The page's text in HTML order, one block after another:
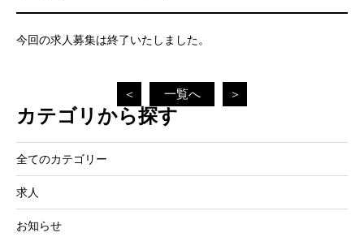
今回の求人募集は終了いたしました。
＜ 一覧へ ＞
カテゴリから探す
全てのカテゴリー
求人
お知らせ